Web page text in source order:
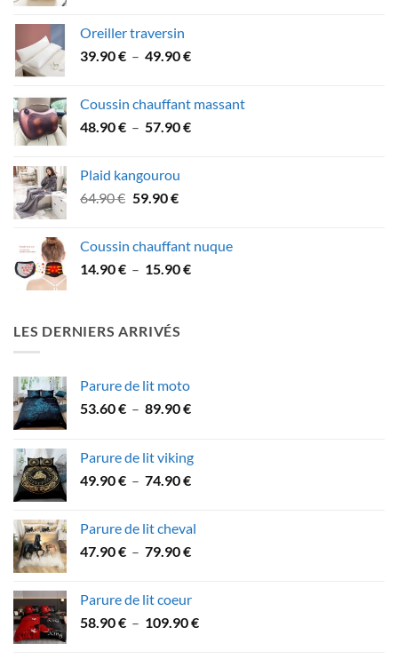
à
Oreiller traversin
39.90€ – 49.90€Plage
39.90 €
à
Coussin chauffant massant
48.90€ – 57.90€Plage
Plaid kangourou
64.90€ Le
était :
64.90 €.
59.90€Le
est :
59.90 €.
Coussin chauffant nuque
14.90€ – 15.90€Plage
LES DERNIERS ARRIVÉS
Parure de lit moto
53.60€ – 89.90€Plage
53.60 €
à
Parure de lit viking
49.90€ – 74.90€Plage
49.90 €
à
Parure de lit cheval
47.90€ – 79.90€Plage
à
Parure de lit coeur
58.90€ – 109.90€Plage